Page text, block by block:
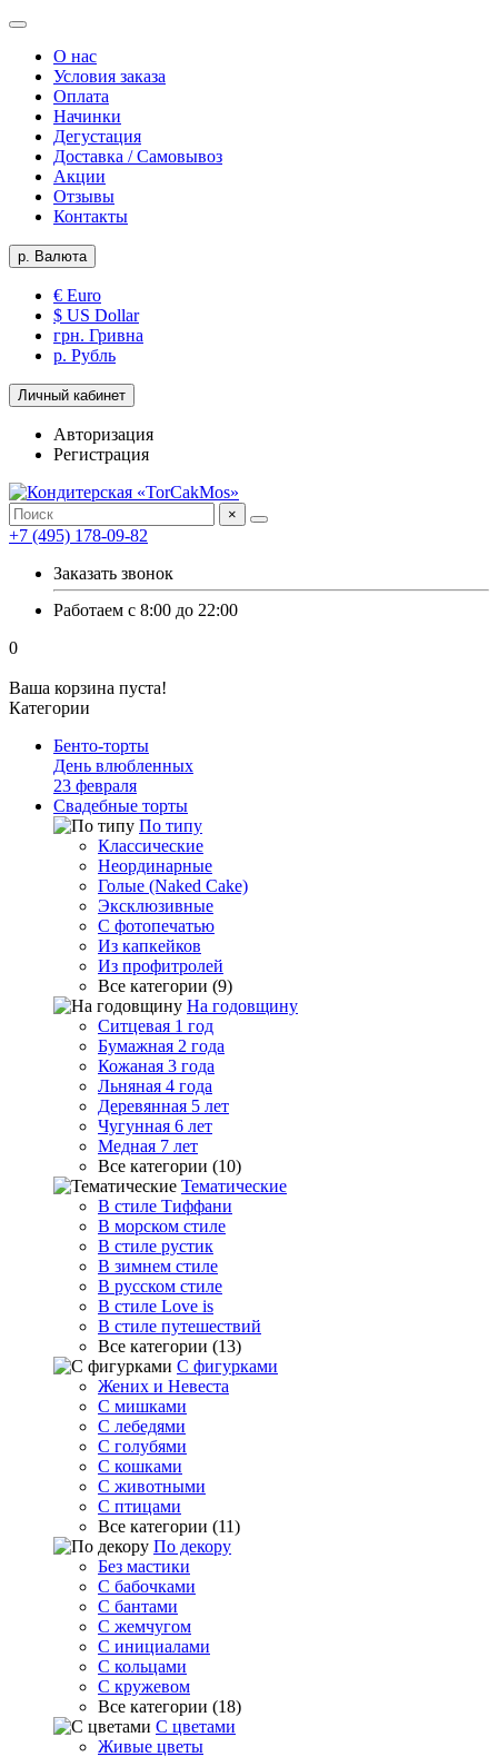
О нас
Условия заказа
Оплата
Начинки
Дегустация
Доставка / Самовывоз
Акции
Отзывы
Контакты
р. Валюта
€ Euro
$ US Dollar
грн. Гривна
р. Рубль
Личный кабинет
Авторизация
Регистрация
×
+7 (495) 178-09-82
Заказать звонок
Работаем с 8:00 до 22:00
0
Ваша корзина пуста!
Категории
Бенто-торты
День влюбленных
23 февраля
Свадебные торты
По типу
Классические
Неординарные
Голые (Naked Cake)
Эксклюзивные
С фотопечатью
Из капкейков
Из профитролей
Все категории (9)
На годовщину
Ситцевая 1 год
Бумажная 2 года
Кожаная 3 года
Льняная 4 года
Деревянная 5 лет
Чугунная 6 лет
Медная 7 лет
Все категории (10)
Тематические
В стиле Тиффани
В морском стиле
В стиле рустик
В зимнем стиле
В русском стиле
В стиле Love is
В стиле путешествий
Все категории (13)
С фигурками
Жених и Невеста
С мишками
С лебедями
С голубями
С кошками
С животными
С птицами
Все категории (11)
По декору
Без мастики
С бабочками
С бантами
С жемчугом
С инициалами
С кольцами
С кружевом
Все категории (18)
С цветами
Живые цветы